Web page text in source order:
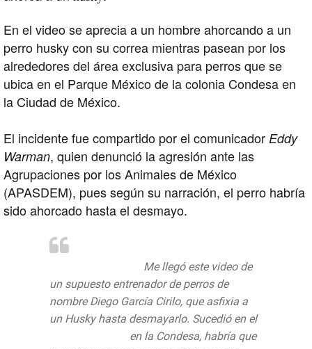
En el video se aprecia a un hombre ahorcando a un
perro husky con su correa mientras pasean por los
alrededores del área exclusiva para perros que se
ubica en el Parque México de la colonia Condesa en
la Ciudad de México.
El incidente fue compartido por el comunicador Eddy
Warman, quien denunció la agresión ante las
Agrupaciones por los Animales de México
(APASDEM), pues según su narración, el perro habría
sido ahorcado hasta el desmayo.
Me llegó este video de
un supuesto entrenador de perros de
nombre Diego García Cirilo, que asfixia a
un Husky hasta desmayarlo. Sucedió en el
en la Condesa, habría que